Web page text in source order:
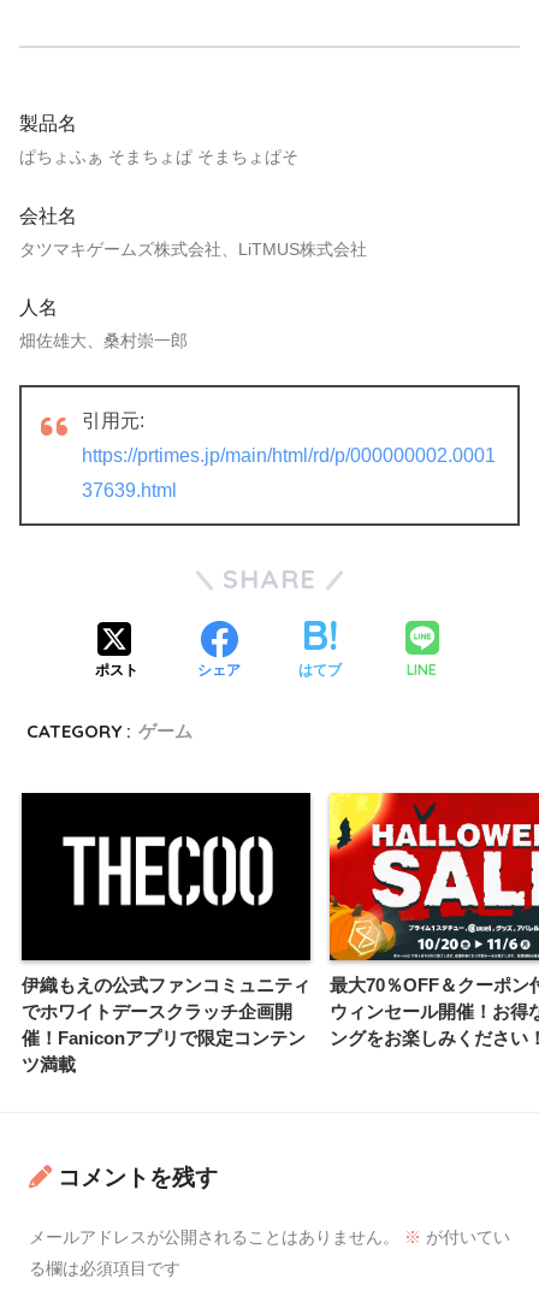
製品名
ぱちょふぁ そまちょぱ そまちょぱそ
会社名
タツマキゲームズ株式会社、LiTMUS株式会社
人名
畑佐雄大、桑村崇一郎
引用元:
https://prtimes.jp/main/html/rd/p/000000002.0001
37639.html
SHARE
ポスト シェア はてブ LINE
CATEGORY : ゲーム
伊織もえの公式ファンコミュニティ
でホワイトデースクラッチ企画開
催！Faniconアプリで限定コンテン
ツ満載
最大70％OFF＆クーポン
ウィンセール開催！お得
ングをお楽しみください
コメントを残す
メールアドレスが公開されることはありません。 ※ が付いてい
る欄は必須項目です